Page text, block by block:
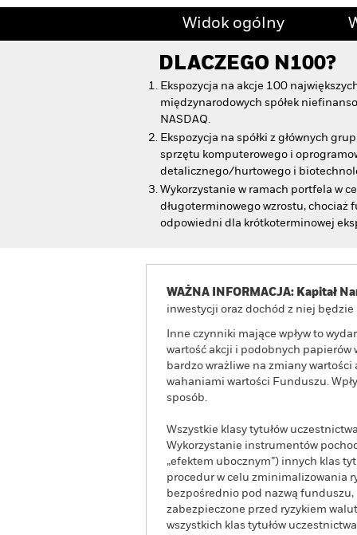
Widok ogólny
DLACZEGO N100?
Ekspozycja na akcje 100
międzynarodowych spółek
NASDAQ.
Ekspozycja na spółki z głównych
sprzętu komputerowego i
detalicznego/hurtowego i
Wykorzystanie w ramach portfela w
długoterminowego wzrostu, chociaż
odpowiedni dla krótkoterminowej
WAŻNA INFORMACJA: Kapitał
inwestycji oraz dochód z niej
Inne czynniki mające wpływ to
wartość akcji i podobnych papierów
bardzo wrażliwe na zmiany wartości
wahaniami wartości Funduszu.
sposób.
Wszystkie klasy tytułów
Wykorzystanie instrumentów
„efektem ubocznym”) innych klas
procedur w celu zminimalizowania
bezpośrednio pod nazwą funduszu,
zabezpieczone przed ryzykiem
wszystkich klas tytułów